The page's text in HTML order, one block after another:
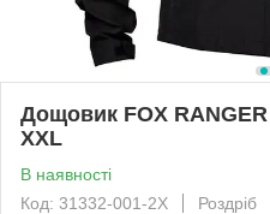
Дощовик FOX
XXL
В наявності
Код: 31332-001-2X
Роздріб